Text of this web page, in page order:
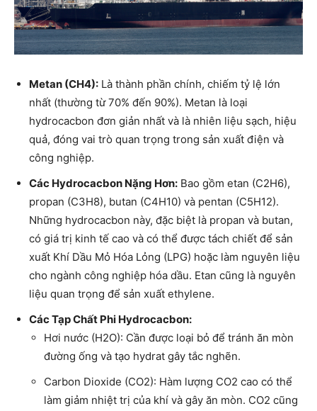
Metan (CH4): Là thành phần chính, chiếm tỷ lệ lớn
nhất (thường từ 70% đến 90%). Metan là loại
hydrocacbon đơn giản nhất và là nhiên liệu sạch, hiệu
quả, đóng vai trò quan trọng trong sản xuất điện và
công nghiệp.
Các Hydrocacbon Nặng Hơn: Bao gồm etan (C2H6),
propan (C3H8), butan (C4H10) và pentan (C5H12).
Những hydrocacbon này, đặc biệt là propan và butan,
có giá trị kinh tế cao và có thể được tách chiết để sản
xuất Khí Dầu Mỏ Hóa Lỏng (LPG) hoặc làm nguyên liệu
cho ngành công nghiệp hóa dầu. Etan cũng là nguyên
liệu quan trọng để sản xuất ethylene.
Các Tạp Chất Phi Hydrocacbon:
Hơi nước (H2O): Cần được loại bỏ để tránh ăn mòn
đường ống và tạo hydrat gây tắc nghẽn.
Carbon Dioxide (CO2): Hàm lượng CO2 cao có thể
làm giảm nhiệt trị của khí và gây ăn mòn. CO2 cũng